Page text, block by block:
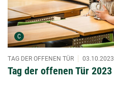
C Urheber der Grafik:
Tag der offenen Tür 2023
TAG DER OFFENEN TÜR 03.10.2023